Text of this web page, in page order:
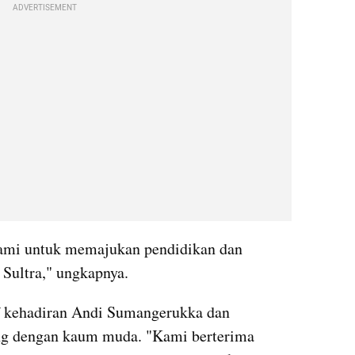
ADVERTISEMENT
untuk memajukan pendidikan dan
ungkapnya.
Andi Sumangerukka dan
dengan kaum muda. "Kami berterima